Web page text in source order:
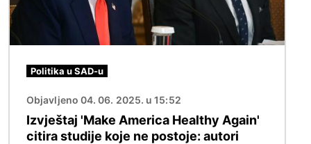
Politika u SAD-u
Objavljeno 04. 06. 2025. u 15:52
Izvještaj 'Make America Healthy Again'
citira studije koje ne postoje: autori